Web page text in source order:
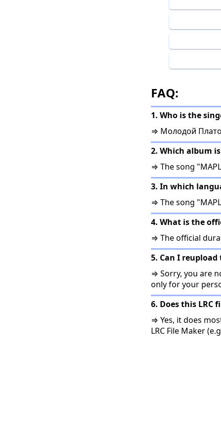
FAQ:
1. Who is the
⇒ Молодой
2. Which album
⇒ The song
3. In which
⇒ The song
4. What is the
⇒ The official
5. Can I
⇒ Sorry, you are
only for your
6. Does this LRC
⇒ Yes, it does
LRC File Maker